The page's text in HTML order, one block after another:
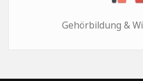
Gehörbildung &